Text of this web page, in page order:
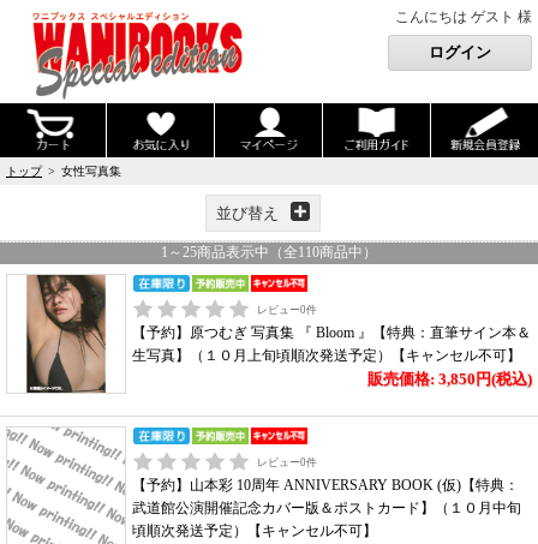
こんにちは ゲスト 様
トップ> 女性写真集
並び替え
1 ～ 25商品表示中（全110商品中）
レビュー0件
【予約】原つむぎ 写真集 『 Bloom 』【特典：直筆サイン本＆
生写真】（１０月上旬頃順次発送予定）【キャンセル不可】
販売価格: 3,850円(税込)
レビュー0件
【予約】山本彩 10周年 ANNIVERSARY BOOK (仮)【特典：
武道館公演開催記念カバー版＆ポストカード】（１０月中旬
頃順次発送予定）【キャンセル不可】